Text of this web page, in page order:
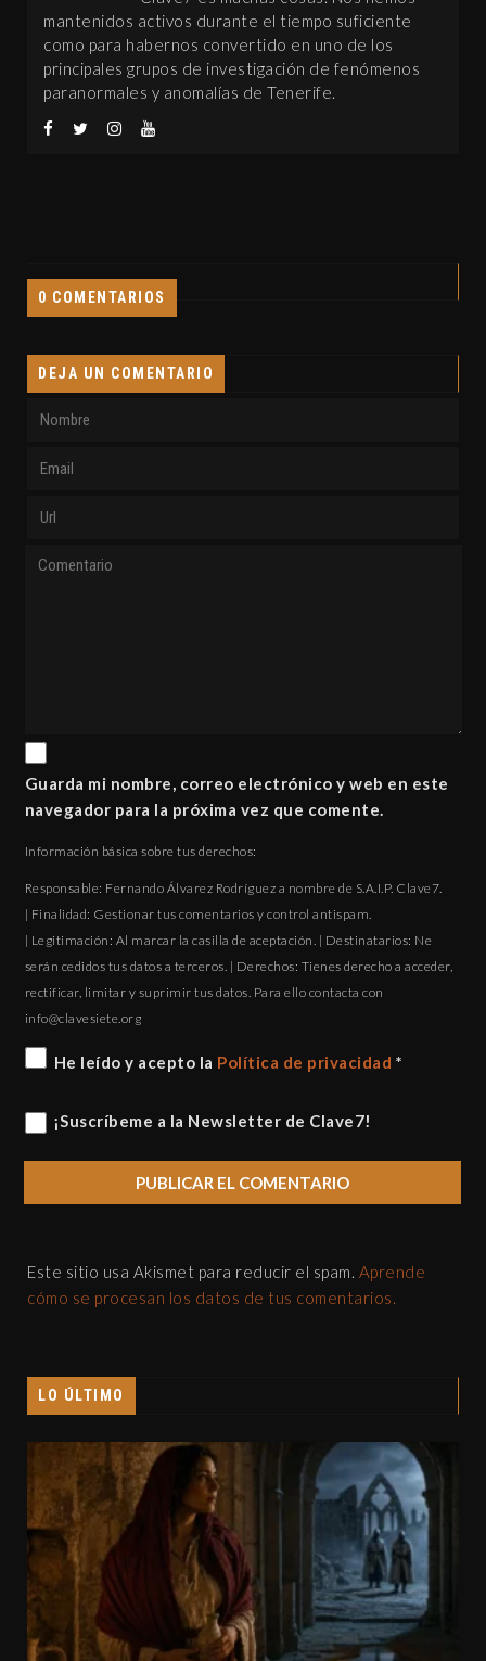
mantenidos activos durante el tiempo suficiente
como para habernos convertido en uno de los
principales grupos de investigación de fenómenos
paranormales y anomalías de Tenerife.
0 COMENTARIOS
DEJA UN COMENTARIO
Guarda mi nombre, correo electrónico y web en este
navegador para la próxima vez que comente.
Información básica sobre tus derechos:
Responsable: Fernando Álvarez Rodríguez a nombre de S.A.I.P. Clave7.
| Finalidad: Gestionar tus comentarios y control antispam.
| Legitimación: Al marcar la casilla de aceptación. | Destinatarios: Ne
serán cedidos tus datos a terceros. | Derechos: Tienes derecho a acceder,
rectificar, limitar y suprimir tus datos. Para ello contacta con
gro.eteisevalc@ofni
He leído y acepto la Política de privacidad *
¡Suscríbeme a la Newsletter de Clave7!
Este sitio usa Akismet para reducir el spam. Aprende
cómo se procesan los datos de tus comentarios.
LO ÚLTIMO